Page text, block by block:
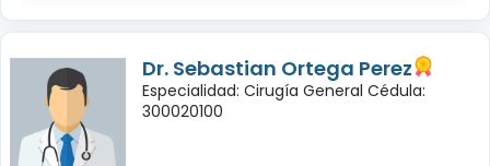
Dr. Sebastian Ortega Perez
Especialidad: Cirugía General Cédula:
300020100